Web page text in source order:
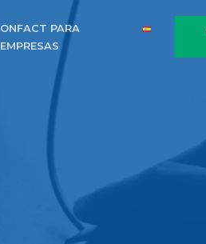
ONFACT PARA
EMPRESAS